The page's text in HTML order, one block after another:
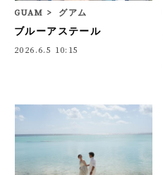
GUAM グアム
ブルーアステール
2026.6.5 10:15